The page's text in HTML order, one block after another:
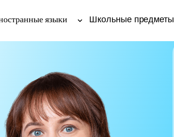
языки Школьные предметы